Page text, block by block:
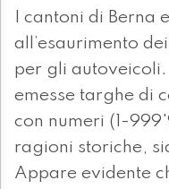
I cantoni di Berna
all’esaurimento
per gli
emesse targhe di
con numeri (1-
ragioni storiche,
Appare evidente